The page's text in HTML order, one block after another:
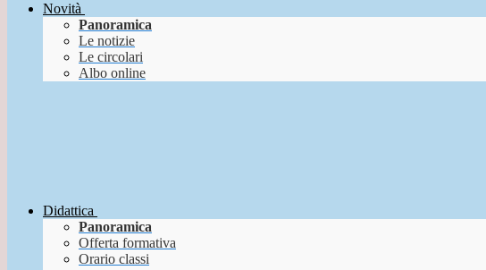
Novità
Panoramica
Le notizie
Le circolari
Albo online
Didattica
Panoramica
Offerta formativa
Orario classi